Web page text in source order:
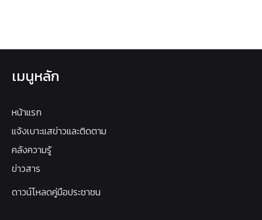
เมนูหลัก
หน้าแรก
แจ้งเบาะแสข่าวและติดตาม
คลังความรู้
ข่าวสาร
ดาวน์โหลดคู่มือประชาชน